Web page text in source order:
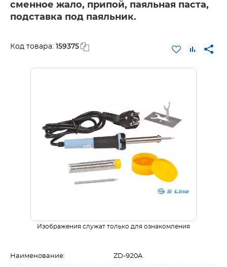
сменное жало, припой, паяльная паста,
подставка под паяльник.
Код товара: 159375
Изображения служат только для ознакомления
Наименование: ZD-920A